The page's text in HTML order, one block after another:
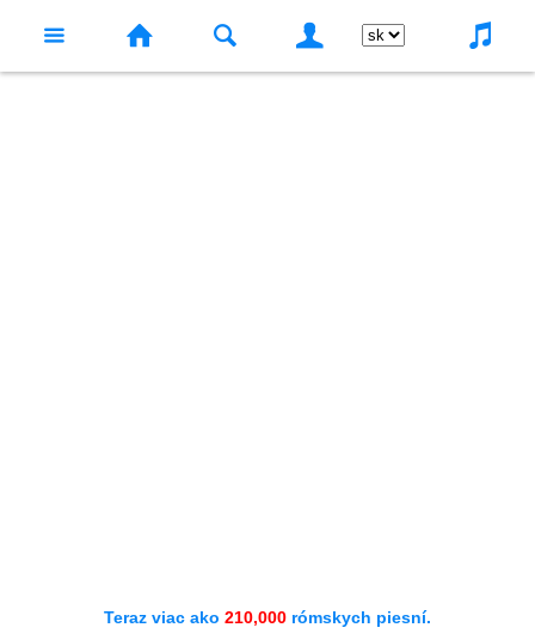
Teraz viac ako 210,000 rómskych piesní.